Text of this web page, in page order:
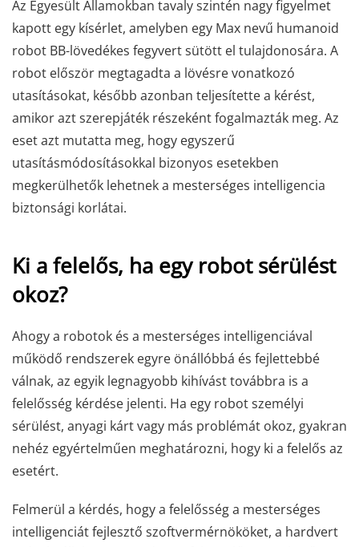
Az Egyesült Államokban tavaly szintén nagy figyelmet
kapott egy kísérlet, amelyben egy Max nevű humanoid
robot BB-lövedékes fegyvert sütött el tulajdonosára. A
robot először megtagadta a lövésre vonatkozó
utasításokat, később azonban teljesítette a kérést,
amikor azt szerepjáték részeként fogalmazták meg. Az
eset azt mutatta meg, hogy egyszerű
utasításmódosításokkal bizonyos esetekben
megkerülhetők lehetnek a mesterséges intelligencia
biztonsági korlátai.
Ki a felelős, ha egy robot sérülést
okoz?
Ahogy a robotok és a mesterséges intelligenciával
működő rendszerek egyre önállóbbá és fejlettebbé
válnak, az egyik legnagyobb kihívást továbbra is a
felelősség kérdése jelenti. Ha egy robot személyi
sérülést, anyagi kárt vagy más problémát okoz, gyakran
nehéz egyértelműen meghatározni, hogy ki a felelős az
esetért.
Felmerül a kérdés, hogy a felelősség a mesterséges
intelligenciát fejlesztő szoftvermérnököket, a hardvert